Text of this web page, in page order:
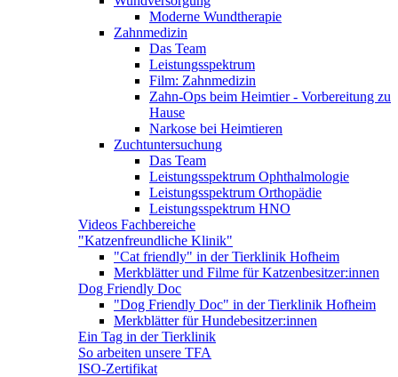
Moderne Wundtherapie
Zahnmedizin
Das Team
Leistungsspektrum
Film: Zahnmedizin
Zahn-Ops beim Heimtier - Vorbereitung zu
Hause
Narkose bei Heimtieren
Zuchtuntersuchung
Das Team
Leistungsspektrum Ophthalmologie
Leistungsspektrum Orthopädie
Leistungsspektrum HNO
Videos Fachbereiche
"Katzenfreundliche Klinik"
"Cat friendly" in der Tierklinik Hofheim
Merkblätter und Filme für Katzenbesitzer:innen
Dog Friendly Doc
"Dog Friendly Doc" in der Tierklinik Hofheim
Merkblätter für Hundebesitzer:innen
Ein Tag in der Tierklinik
So arbeiten unsere TFA
ISO-Zertifikat